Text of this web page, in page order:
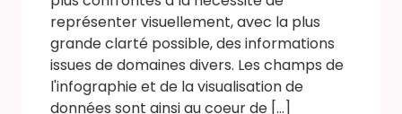
représenter visuellement, avec la plus
grande clarté possible, des informations
issues de domaines divers. Les champs de
l'infographie et de la visualisation de
données sont ainsi au coeur de [...]